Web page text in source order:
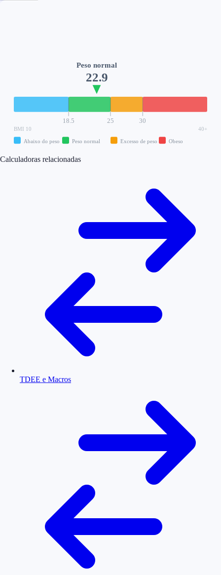
18.5 25 30
22.9
Peso normal
BMI 10 40+
Abaixo do peso Peso normal Excesso de peso Obeso
Calculadoras relacionadas
TDEE e Macros